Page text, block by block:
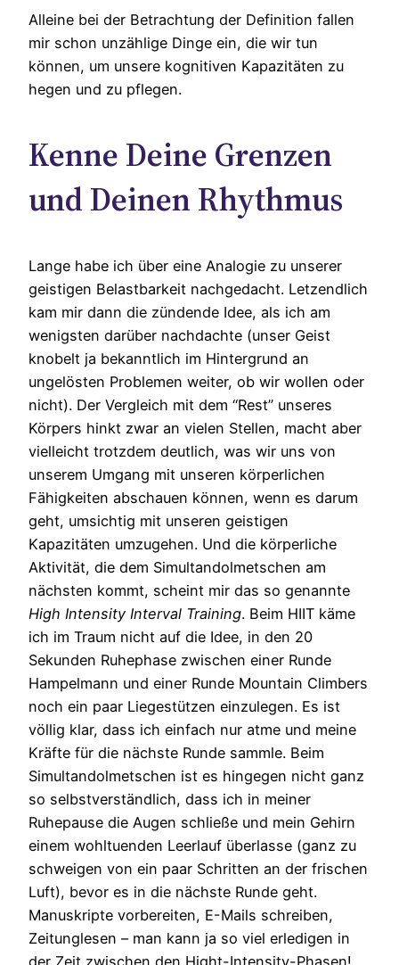
Alleine bei der Betrachtung der Definition fallen
mir schon unzählige Dinge ein, die wir tun
können, um unsere kognitiven Kapazitäten zu
hegen und zu pflegen.
Kenne Deine Grenzen
und Deinen Rhythmus
Lange habe ich über eine Analogie zu unserer
geistigen Belastbarkeit nachgedacht. Letzendlich
kam mir dann die zündende Idee, als ich am
wenigsten darüber nachdachte (unser Geist
knobelt ja bekanntlich im Hintergrund an
ungelösten Problemen weiter, ob wir wollen oder
nicht). Der Vergleich mit dem “Rest” unseres
Körpers hinkt zwar an vielen Stellen, macht aber
vielleicht trotzdem deutlich, was wir uns von
unserem Umgang mit unseren körperlichen
Fähigkeiten abschauen können, wenn es darum
geht, umsichtig mit unseren geistigen
Kapazitäten umzugehen. Und die körperliche
Aktivität, die dem Simultandolmetschen am
nächsten kommt, scheint mir das so genannte
High Intensity Interval Training. Beim HIIT käme
ich im Traum nicht auf die Idee, in den 20
Sekunden Ruhephase zwischen einer Runde
Hampelmann und einer Runde Mountain Climbers
noch ein paar Liegestützen einzulegen. Es ist
völlig klar, dass ich einfach nur atme und meine
Kräfte für die nächste Runde sammle. Beim
Simultandolmetschen ist es hingegen nicht ganz
so selbstverständlich, dass ich in meiner
Ruhepause die Augen schließe und mein Gehirn
einem wohltuenden Leerlauf überlasse (ganz zu
schweigen von ein paar Schritten an der frischen
Luft), bevor es in die nächste Runde geht.
Manuskripte vorbereiten, E-Mails schreiben,
Zeitunglesen – man kann ja so viel erledigen in